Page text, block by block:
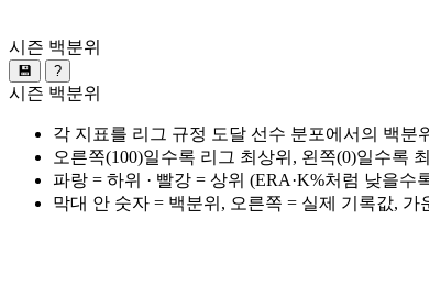
시즌 백분위
💾 ?
시즌 백분위
각 지표를 리그 규정 도달 선수 분포에서의 백분
오른쪽(100)일수록 리그 최상위, 왼쪽(0)일수록
파랑 = 하위 · 빨강 = 상위 (ERA·K%처럼 낮을수
막대 안 숫자 = 백분위, 오른쪽 = 실제 기록값, 가